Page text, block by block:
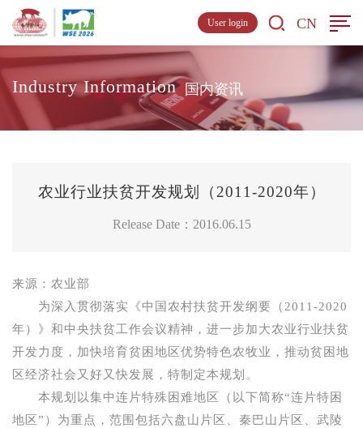
CN
User login
Industry Information 国内资讯
农业行业扶贫开发规划（2011-2020年）
Release Date：2016.06.15
来源：农业部
为深入贯彻落实《中国农村扶贫开发纲要（ 2011-2020
年）》和中央扶贫工作会议精神，进一步加大农业行业扶贫
开发力度，加快培育贫困地区优势特色农牧业，推动贫困地
区经济社会又好又快发展，特制定本规划。
本规划以集中连片特殊困难地区（以下简称“连片特困
地区”）为重点，范围包括六盘山片区、秦巴山片区、武陵